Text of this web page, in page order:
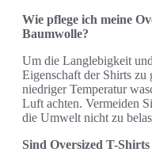
Wie pflege ich meine
Baumwolle?
Um die Langlebigkeit
Eigenschaft der Shirts zu
niedriger Temperatur
Luft achten. Vermeiden
die Umwelt nicht zu
Sind Oversized T-